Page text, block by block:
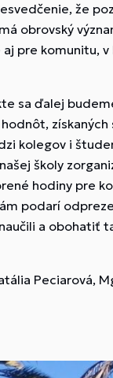
že
obrovský
pre komunitu,
sa ďalej
získaných
kolegov i
školy
hodiny pre
podarí
a obohatiť
Peciarová,